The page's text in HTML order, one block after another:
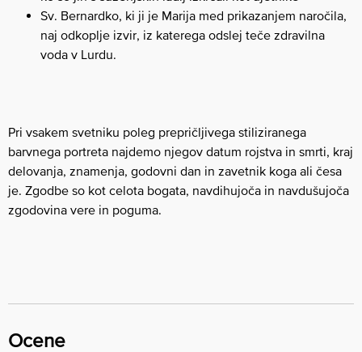
Sv. Bernardko, ki ji je Marija med prikazanjem naročila,
naj odkoplje izvir, iz katerega odslej teče zdravilna
voda v Lurdu.
Pri vsakem svetniku poleg prepričljivega stiliziranega
barvnega portreta najdemo njegov datum rojstva in smrti, kraj
delovanja, znamenja, godovni dan in zavetnik koga ali česa
je. Zgodbe so kot celota bogata, navdihujoča in navdušujoča
zgodovina vere in poguma.
Ocene